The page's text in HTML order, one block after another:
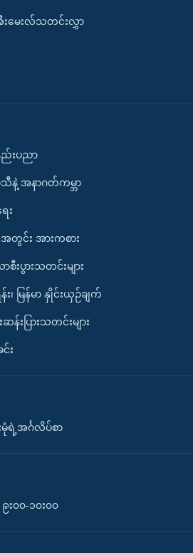
းမေးလ်သတင်းလွှာ
ည်းပညာ
နဲ့ အနာဂတ်ကမ္ဘာ
ေး
င်း အားကစား
းပွားသတင်းများ
၊ မြန်မာ နှိုင်းယှဉ်ချက်
ဆန်းပြားသတင်းများ
း
မုံရဲ့အင်္ဂလိပ်စာ
း၀၀-၁၀း၀၀